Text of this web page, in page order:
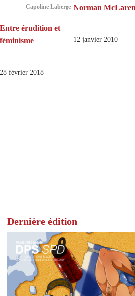
Capoline Laberge
Entre érudition et
féminisme
28 février 2018
Norman
12 janvier 2010
Dernière édition